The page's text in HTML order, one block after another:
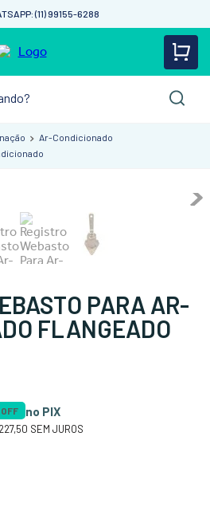
(11) 99155-6288
Ar-Condicionado
PARA AR-
FLANGEADO
no PIX
SEM JUROS